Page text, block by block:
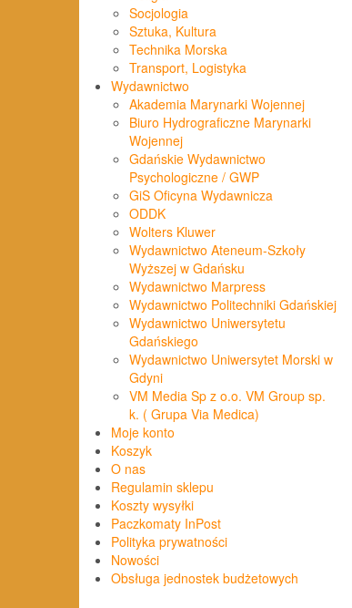
Socjologia
Sztuka, Kultura
Technika Morska
Transport, Logistyka
Wydawnictwo
Akademia Marynarki Wojennej
Biuro Hydrograficzne Marynarki
Wojennej
Gdańskie Wydawnictwo
Psychologiczne / GWP
GiS Oficyna Wydawnicza
ODDK
Wolters Kluwer
Wydawnictwo Ateneum-Szkoły
Wyższej w Gdańsku
Wydawnictwo Marpress
Wydawnictwo Politechniki Gdańskiej
Wydawnictwo Uniwersytetu
Gdańskiego
Wydawnictwo Uniwersytet Morski w
Gdyni
VM Media Sp z o.o. VM Group sp.
k. ( Grupa Via Medica)
Moje konto
Koszyk
O nas
Regulamin sklepu
Koszty wysyłki
Paczkomaty InPost
Polityka prywatności
Nowości
Obsługa jednostek budżetowych